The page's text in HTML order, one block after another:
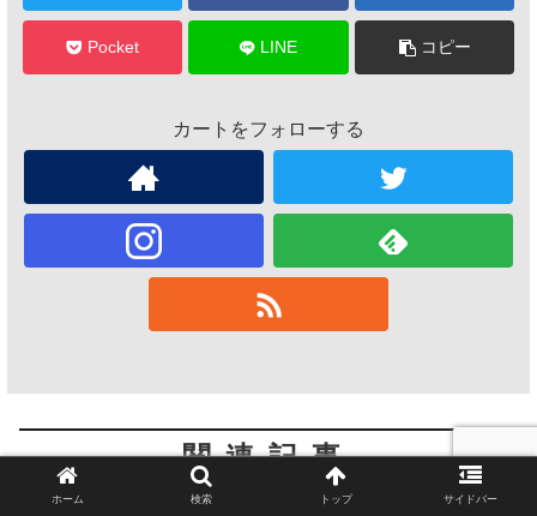
Pocket LINE コピー
カートをフォローする
関連記事
ホーム 検索 トップ サイドバー